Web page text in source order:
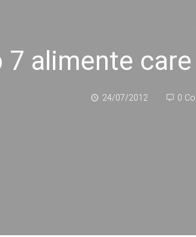
7 alimente
24/07/2012 0